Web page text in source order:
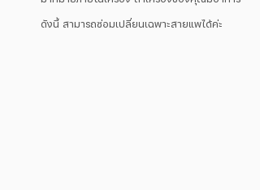
ดังนี้ สามารถซ่อมเปลี่ยนเฉพาะสายแพได้ค่ะ